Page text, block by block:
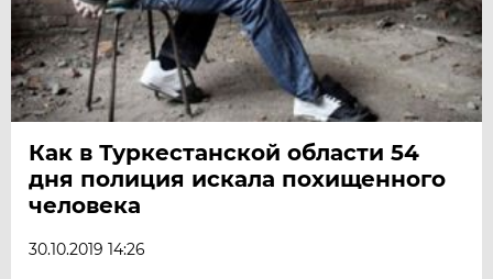
Как в Туркестанской области 54
дня полиция искала похищенного
человека
30.10.2019 14:26